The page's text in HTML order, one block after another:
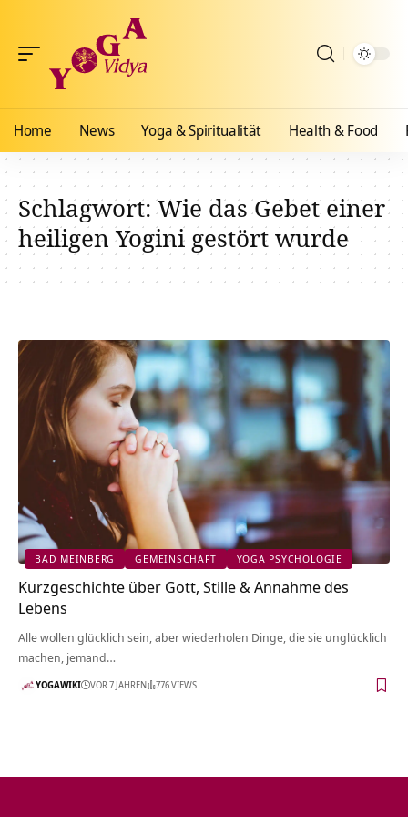
Home News Yoga & Spiritualität Health & Food
Schlagwort:Wie das Gebet einer
heiligen Yogini gestört wurde
BAD MEINBERG GEMEINSCHAFT YOGA PSYCHOLOGIE
Kurzgeschichte über Gott, Stille & Annahme des
Lebens
Alle wollen glücklich sein, aber wiederholen Dinge, die sie unglücklich
machen, jemand…
YOGAWIKI VOR 7 JAHREN 776 VIEWS